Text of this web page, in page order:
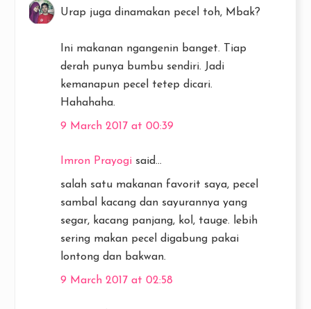
Urap juga dinamakan pecel toh, Mbak?
Ini makanan ngangenin banget. Tiap
derah punya bumbu sendiri. Jadi
kemanapun pecel tetep dicari.
Hahahaha.
9 March 2017 at 00:39
Imron Prayogi said...
salah satu makanan favorit saya, pecel
sambal kacang dan sayurannya yang
segar, kacang panjang, kol, tauge. lebih
sering makan pecel digabung pakai
lontong dan bakwan.
9 March 2017 at 02:58